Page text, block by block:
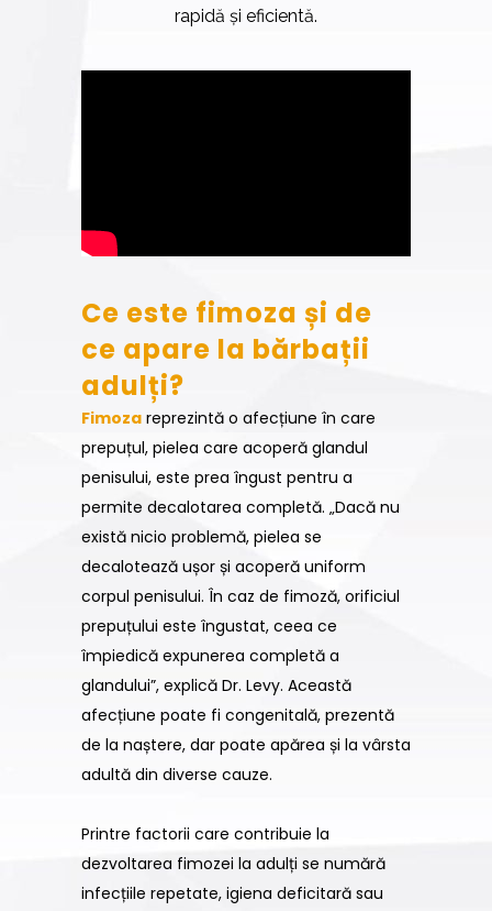
rapidă și eficientă.
Ce este fimoza și de
ce apare la bărbații
adulți?
Fimoza reprezintă o afecțiune în care
prepuțul, pielea care acoperă glandul
penisului, este prea îngust pentru a
permite decalotarea completă. „Dacă nu
există nicio problemă, pielea se
decalotează ușor și acoperă uniform
corpul penisului. În caz de fimoză, orificiul
prepuțului este îngustat, ceea ce
împiedică expunerea completă a
glandului”, explică Dr. Levy. Această
afecțiune poate fi congenitală, prezentă
de la naștere, dar poate apărea și la vârsta
adultă din diverse cauze.
Printre factorii care contribuie la
dezvoltarea fimozei la adulți se numără
infecțiile repetate, igiena deficitară sau